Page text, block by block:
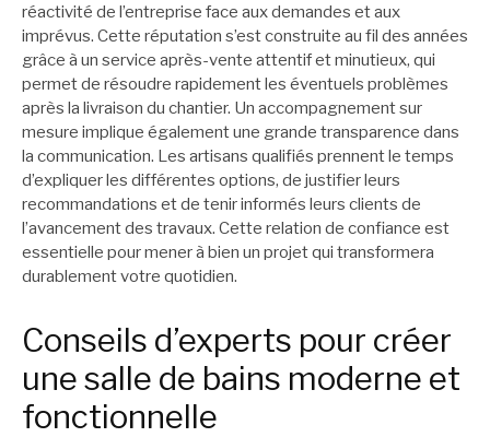
réactivité de l’entreprise face aux demandes et aux
imprévus. Cette réputation s’est construite au fil des années
grâce à un service après-vente attentif et minutieux, qui
permet de résoudre rapidement les éventuels problèmes
après la livraison du chantier. Un accompagnement sur
mesure implique également une grande transparence dans
la communication. Les artisans qualifiés prennent le temps
d’expliquer les différentes options, de justifier leurs
recommandations et de tenir informés leurs clients de
l’avancement des travaux. Cette relation de confiance est
essentielle pour mener à bien un projet qui transformera
durablement votre quotidien.
Conseils d’experts pour créer
une salle de bains moderne et
fonctionnelle